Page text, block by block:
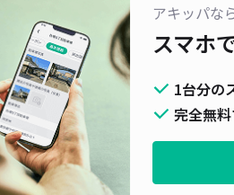
アキッパな
スマホ
1台分の
完全無